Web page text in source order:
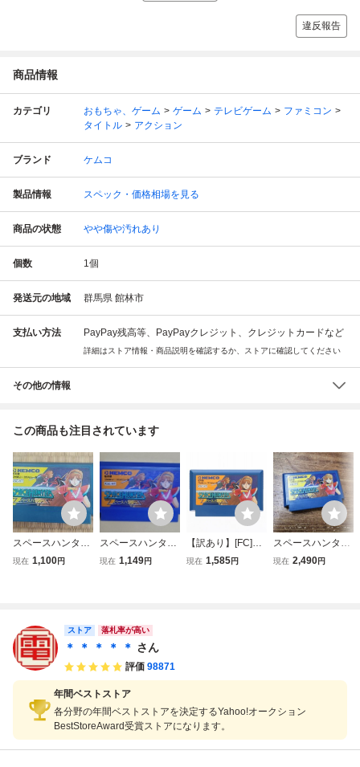
違反報告
商品情報
カテゴリ おもちゃ、ゲーム ゲーム テレビゲーム
ファミコン
タイトル
アクション
ブランド ケムコ
製品情報 スペック・価格相場を見る
商品の状態 やや傷や汚れあり
個数 1個
発送元の地域 群馬県 館林市
支払い方法 PayPay残高等、PayPayクレジット、クレジットカードなど
詳細はストア情報・商品説明を確認するか、ストアに確認してください
その他の情報
この商品も注目されています
スペースハンター
ファミコン KEMC
現在 1,100円
スペースハンタ
ー / ファミコン/
現在 1,149円
【訳あり】[FC]SP
ACEHUNTER(ス
現在 1,585円
スペースハンター
FC ファミコンソ
現在 2,490円
ストア 落札率が高い
＊ ＊ ＊ ＊ ＊ さん
評価 98871
年間ベストストア
各分野の年間ベストストアを決定するYahoo!オークション
BestStoreAward受賞ストアになります。